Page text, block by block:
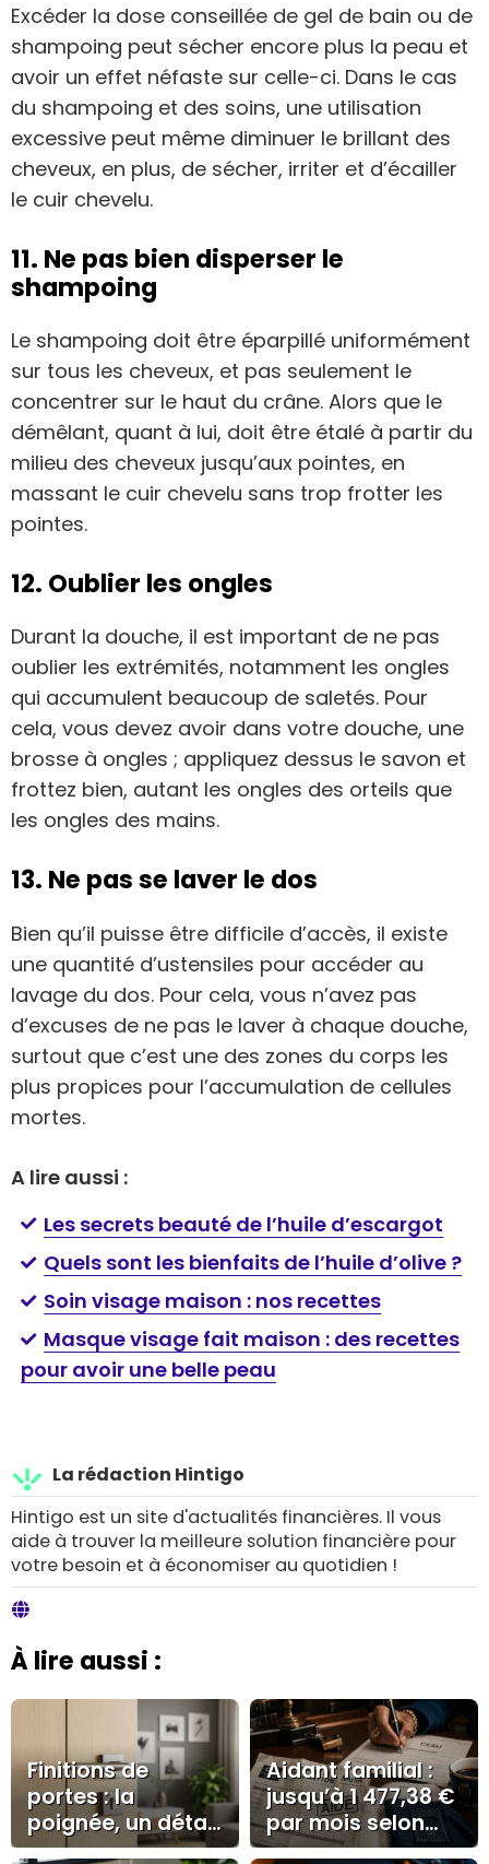
Excéder la dose conseillée de gel de bain ou de
shampoing peut sécher encore plus la peau et
avoir un effet néfaste sur celle-ci. Dans le cas
du shampoing et des soins, une utilisation
excessive peut même diminuer le brillant des
cheveux, en plus, de sécher, irriter et d’écailler
le cuir chevelu.
11. Ne pas bien disperser le
shampoing
Le shampoing doit être éparpillé uniformément
sur tous les cheveux, et pas seulement le
concentrer sur le haut du crâne. Alors que le
démêlant, quant à lui, doit être étalé à partir du
milieu des cheveux jusqu’aux pointes, en
massant le cuir chevelu sans trop frotter les
pointes.
12. Oublier les ongles
Durant la douche, il est important de ne pas
oublier les extrémités, notamment les ongles
qui accumulent beaucoup de saletés. Pour
cela, vous devez avoir dans votre douche, une
brosse à ongles ; appliquez dessus le savon et
frottez bien, autant les ongles des orteils que
les ongles des mains.
13. Ne pas se laver le dos
Bien qu’il puisse être difficile d’accès, il existe
une quantité d’ustensiles pour accéder au
lavage du dos. Pour cela, vous n’avez pas
d’excuses de ne pas le laver à chaque douche,
surtout que c’est une des zones du corps les
plus propices pour l’accumulation de cellules
mortes.
A lire aussi :
Les secrets beauté de l’huile d’escargot
Quels sont les bienfaits de l’huile d’olive ?
Soin visage maison : nos recettes
Masque visage fait maison : des recettes
pour avoir une belle peau
La rédaction Hintigo
Hintigo est un site d'actualités financières. Il vous
aide à trouver la meilleure solution financière pour
votre besoin et à économiser au quotidien !
À lire aussi :
Finitions de
portes : la
poignée, un détail
qui valorise la
Aidant familial :
jusqu’à 1 477,38 €
par mois selon
l’AJPA, la PCH ou